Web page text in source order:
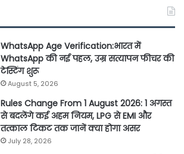
WhatsApp Age Verification:भारत में
WhatsApp की नई पहल, उम्र सत्यापन फीचर की
टेस्टिंग शुरू
August 5, 2026
Rules Change From 1 August 2026: 1 अगस्त
से बदलेंगे कई अहम नियम, LPG से EMI और
तत्काल टिकट तक जानें क्या होगा असर
July 28, 2026